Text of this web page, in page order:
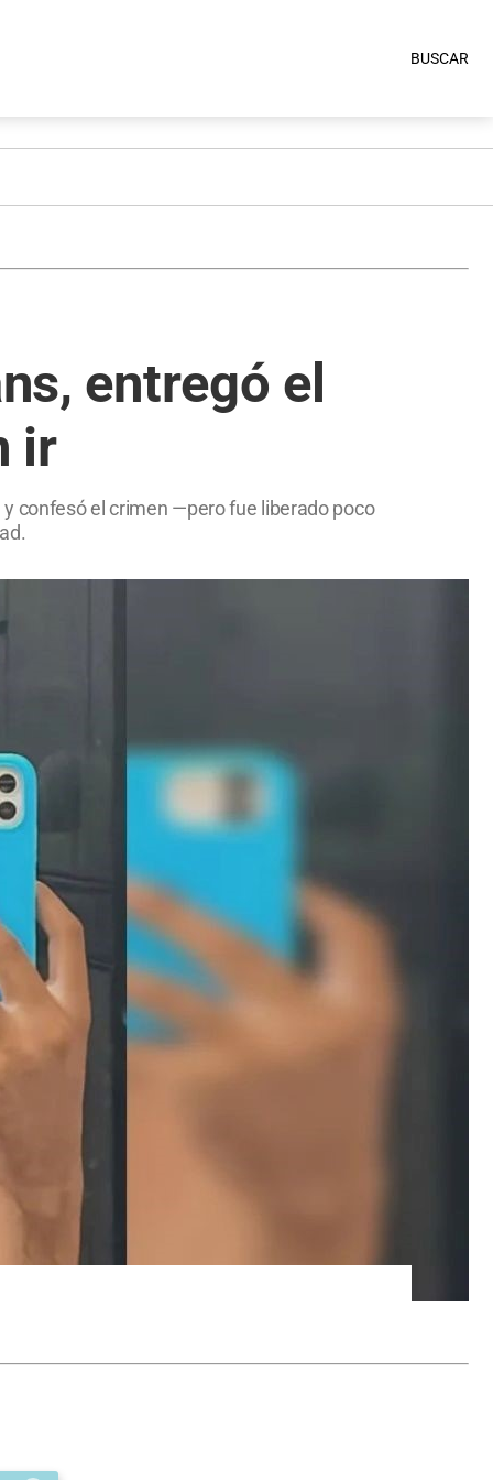
BUSCAR
entregó el
ir
confesó el crimen —pero fue liberado poco